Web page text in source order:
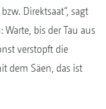
Direktsaat“, sagt
bis der Tau aus
verstopft die
dem Säen, das ist